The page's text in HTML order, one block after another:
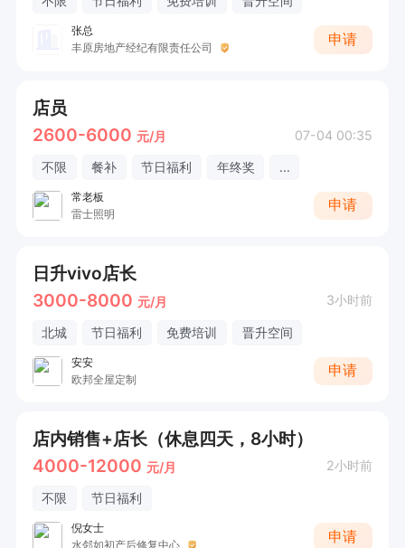
张总
丰原房地产经纪有限责任公司
申请
店员
2600-6000 元/月 07-04 00:35
不限 餐补 节日福利 年终奖 ...
常老板
雷士照明
申请
日升vivo店长
3000-8000 元/月 3小时前
北城 节日福利 免费培训 晋升空间
安安
欧邦全屋定制
申请
店内销售+店长（休息四天，8小时）
4000-12000 元/月 2小时前
不限 节日福利
倪女士
水邻如初产后修复中心
申请